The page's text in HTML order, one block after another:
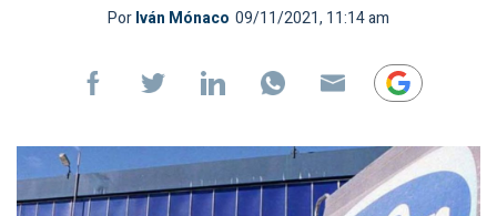
PorIván Mónaco 09/11/2021, 11:14 am